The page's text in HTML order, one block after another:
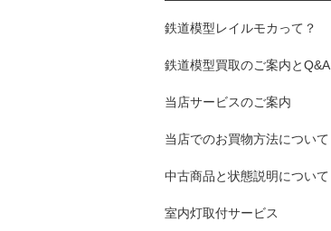
鉄道模型レイルモカって？
鉄道模型買取のご案内とQ&A
当店サービスのご案内
当店でのお買物方法について
中古商品と状態説明について
室内灯取付サービス